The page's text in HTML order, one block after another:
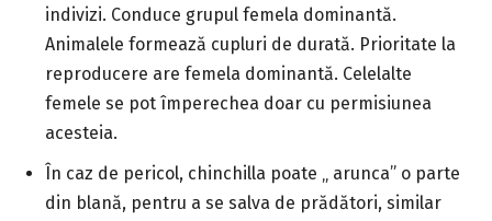
indivizi. Conduce grupul femela dominantă.
Animalele formează cupluri de durată. Prioritate la
reproducere are femela dominantă. Celelalte
femele se pot împerechea doar cu permisiunea
acesteia.
În caz de pericol, chinchilla poate „ arunca” o parte
din blană, pentru a se salva de prădători, similar